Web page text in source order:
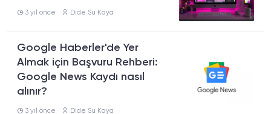
3 yıl önce Dide Su Kaya
Google Haberler'de Yer
Almak için Başvuru Rehberi:
Google News Kaydı nasıl
alınır?
3 yıl önce Dide Su Kaya